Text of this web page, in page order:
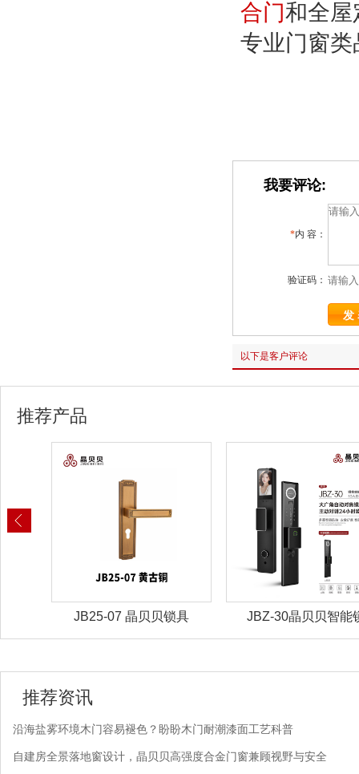
合门和全屋
专业门窗
我要评论:
*内 容：
验证码：
以下是客户评论
推荐产品
JBZ-30晶贝贝智能锁 JBZ-29晶贝贝智能
推荐资讯
沿海盐雾环境木门容易褪色？盼盼木门耐潮漆面工艺科普
自建房全景落地窗设计，晶贝贝高强度合金门窗兼顾视野与安全